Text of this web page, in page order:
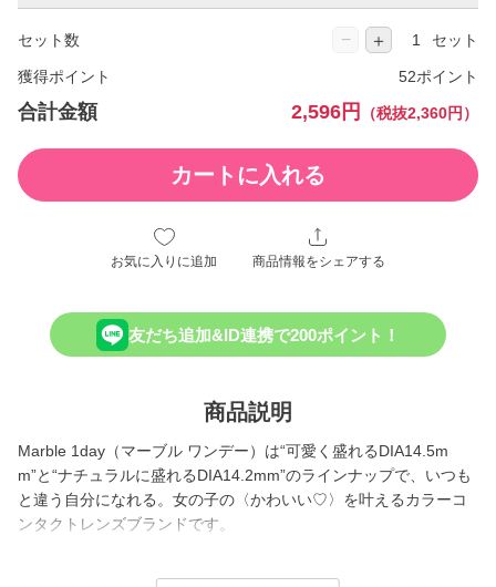
セット数 − ＋ セット
獲得ポイント 52ポイント
合計金額 2,596円 （税抜2,360円）
カートに入れる
お気に入りに追加 商品情報をシェアする
友だち追加&ID連携で200ポイント！
商品説明
Marble 1day（マーブル ワンデー）は“可愛く盛れるDIA14.5m
m”と“ナチュラルに盛れるDIA14.2mm”のラインナップで、いつも
と違う自分になれる。女の子の〈かわいい♡〉を叶えるカラーコ
ンタクトレンズブランドです。